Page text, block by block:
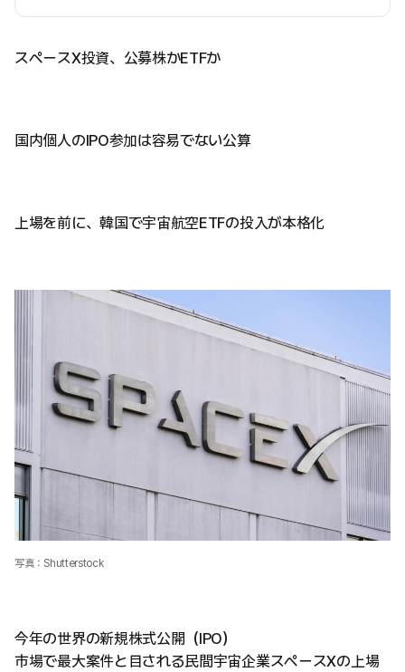
スペースX投資、公募株かETFか
国内個人のIPO参加は容易でない公算
上場を前に、韓国で宇宙航空ETFの投入が本格化
写真：Shutterstock
今年の世界の新規株式公開（IPO）
市場で最大案件と目される民間宇宙企業スペースXの上場